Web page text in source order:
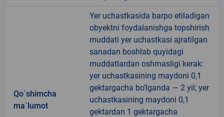
Qo`shimcha
ma`lumot
Yer uchastkasida barpo etiladigan
obyektni foydalanishga topshirish
muddati yer uchastkasi ajratilgan
sanadan boshlab quyidagi
muddatlardan oshmasligi kerak:
yer uchastkasining maydoni 0,1
gektargacha bo‘lganda — 2 yil; yer
uchastkasining maydoni 0,1
gektardan 1 gektargacha